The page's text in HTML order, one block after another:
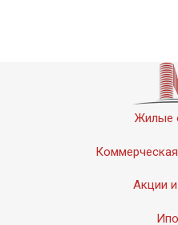
Жилые
Акции